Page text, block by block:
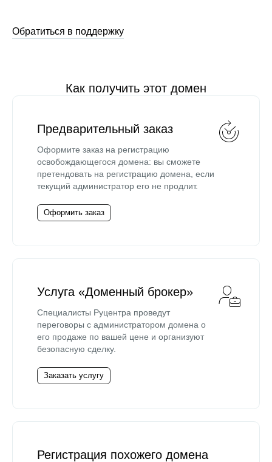
Обратиться в поддержку
Как получить этот домен
Предварительный заказ
Оформите заказ на регистрацию
освобождающегося домена: вы сможете
претендовать на регистрацию домена, если
текущий администратор его не продлит.
Оформить заказ
Услуга «Доменный брокер»
Специалисты Руцентра проведут
переговоры с администратором домена о
его продаже по вашей цене и организуют
безопасную сделку.
Заказать услугу
Регистрация похожего домена